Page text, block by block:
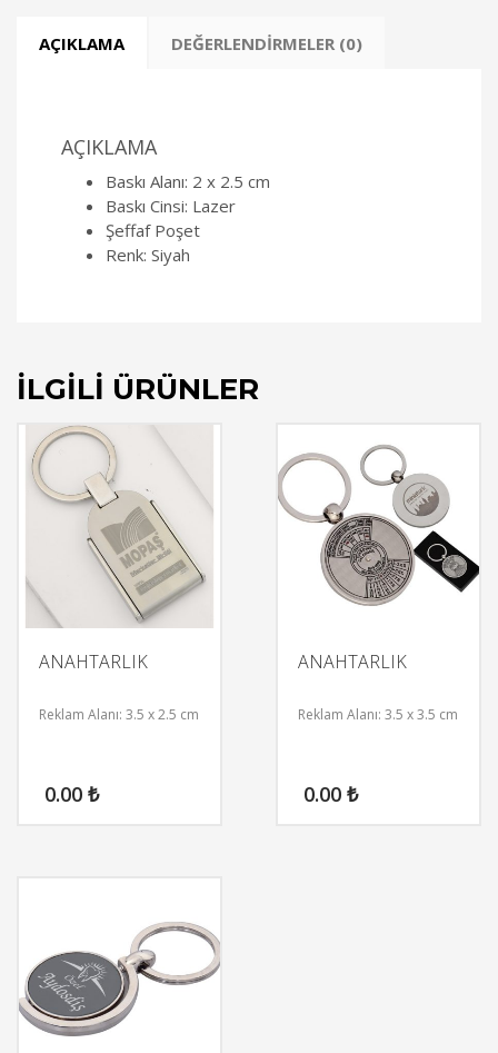
AÇIKLAMA DEĞERLENDIRMELER (0)
AÇIKLAMA
Baskı Alanı: 2 x 2.5 cm
Baskı Cinsi: Lazer
Şeffaf Poşet
Renk: Siyah
İLGILI ÜRÜNLER
ANAHTARLIK
Reklam Alanı: 3.5 x 2.5 cm
0.00 ₺
ANAHTARLIK
Reklam Alanı: 3.5 x 3.5 cm
0.00 ₺